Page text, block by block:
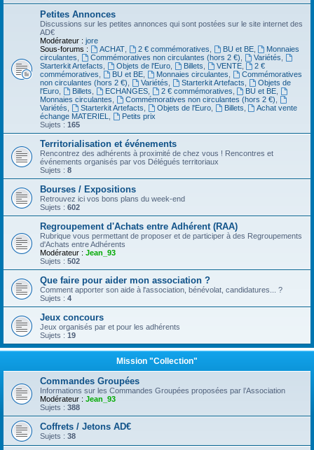
Petites Annonces
Discussions sur les petites annonces qui sont postées sur le site internet des
AD€
Modérateur : jore
Sous-forums :
ACHAT, 2 € commémoratives BU et BE,
Monnaies
circulantes
Commémoratives non circulantes (hors 2 €) Variétés
Starterkit Artefacts
Objets de l'Euro, Billets VENTE,
2 €
commémoratives
BU et BE, Monnaies circulantes
Commémoratives
non circulantes (hors 2 €)
Variétés Starterkit Artefacts
Objets de
l'Euro
Billets ECHANGES, 2 € commémoratives BU et BE
Monnaies circulantes
Commémoratives non circulantes (hors 2 €)
Variétés
Starterkit Artefacts Objets de l'Euro, Billets
Achat vente
échange MATERIEL
Petits prix
Sujets : 165
Territorialisation et événements
Rencontrez des adhérents à proximité de chez vous ! Rencontres et
événements organisés par vos Délégués territoriaux
Sujets : 8
Bourses / Expositions
Retrouvez ici vos bons plans du week-end
Sujets : 602
Regroupement d'Achats entre Adhérent (RAA)
Rubrique vous permettant de proposer et de participer à des Regroupements
d'Achats entre Adhérents
Modérateur : Jean_93
Sujets : 502
Que faire pour aider mon association ?
Comment apporter son aide à l'association, bénévolat, candidatures... ?
Sujets : 4
Jeux concours
Jeux organisés par et pour les adhérents
Sujets : 19
Mission "Collection"
Commandes Groupées
Informations sur les Commandes Groupées proposées par l’Association
Modérateur : Jean_93
Sujets : 388
Coffrets / Jetons AD€
Sujets : 38